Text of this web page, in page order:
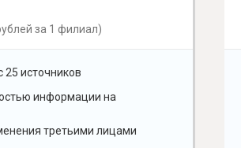
за 1 филиал)
25 источников
информации на
третьими лицами